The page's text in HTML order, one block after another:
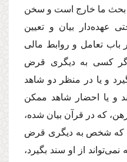
بحث ما خارج است و سخن
عهده‌دار بیان و تعیین
تعامل و روابط مالى
اگر كسى به دیگرى قرض
و یا در منظر دو شاهد
و یا احضار شاهد ممكن
رهن، كه در قرآن بیان شده،
كه شخص به دیگرى قرض
از او سند بگیرد،